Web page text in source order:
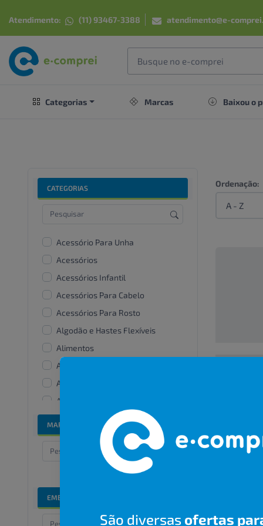
Atendimento: (11) 93467-3388 atendimento@e-
Categorias Marcas Baixou o
CATEGORIAS
Acessório Para Unha
Acessórios
Acessórios Infantil
Acessórios Para Cabelo
Acessórios Para Rosto
Algodão e Hastes Flexíveis
Alimentos
Alisantes
Amaciante De Roupas
Aparelhos e acessórios
bucais
Bandanas e lenços
Banho e cuidados especiais
Branqueadores dentais
MARCAS
EMBALAGENS
Ordenação:
São diversas ofertas